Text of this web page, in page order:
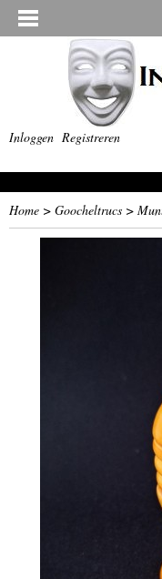
Inloggen Registreren
Home > Goocheltrucs >